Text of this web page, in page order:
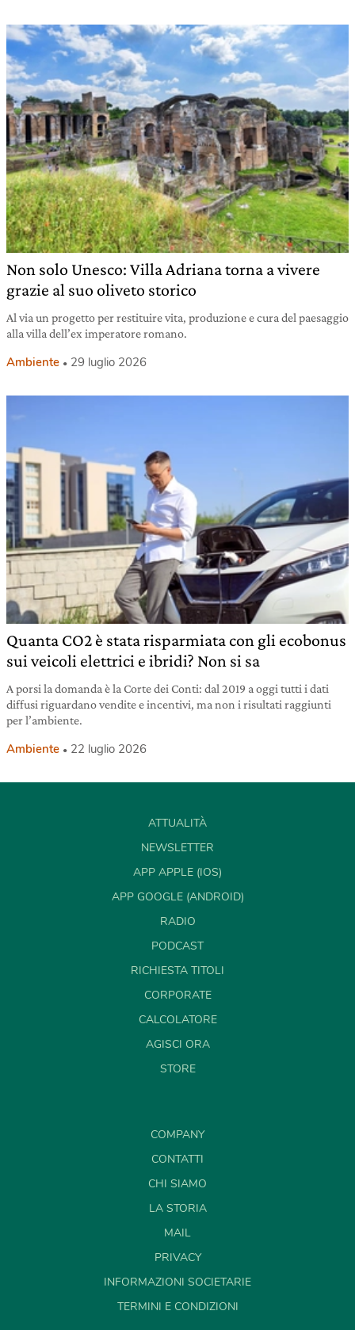
Non solo Unesco: Villa Adriana torna a vivere
grazie al suo oliveto storico
Al via un progetto per restituire vita, produzione e cura del paesaggio
alla villa dell’ex imperatore romano.
Ambiente 29 luglio 2026
Quanta CO2 è stata risparmiata con gli ecobonus
sui veicoli elettrici e ibridi? Non si sa
A porsi la domanda è la Corte dei Conti: dal 2019 a oggi tutti i dati
diffusi riguardano vendite e incentivi, ma non i risultati raggiunti
per l’ambiente.
Ambiente 22 luglio 2026
ATTUALITÀ
NEWSLETTER
APP APPLE (IOS)
APP GOOGLE (ANDROID)
RADIO
PODCAST
RICHIESTA TITOLI
CORPORATE
CALCOLATORE
AGISCI ORA
STORE
COMPANY
CONTATTI
CHI SIAMO
LA STORIA
MAIL
PRIVACY
INFORMAZIONI SOCIETARIE
TERMINI E CONDIZIONI